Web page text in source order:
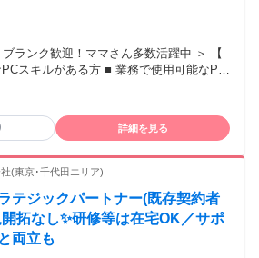
業、生命保険セールス ・フリーエージェ
し ・新規開拓なし ・友人勧誘なし、家
ンクOK） ＊女性が活躍中 ＊中途入社
ワークOK ＊40代以上も応募可、50代以上
ランク歓迎！ママさん多数活躍中 ＞ 【
スキルがある方 ■ 業務で使用可能なPC
お問合せください 【 あれば歓迎
（ホワイトカラー）のご経験 ■ カスタマ
ト（BtoC事業）のご経験 ■ 営業事務･内勤
のご経験 ❯❯❯ こんな方にピ
たい ✅ 人と関わる仕事がしたい ✅ 自宅
ている ✅ 前職の経験を活かせる仕事がし
ランナー
詳細を見る
(東京･千代田エリア)
テジックパートナー(既存契約者
拓なし✨研修等は在宅OK／サポ
両立も